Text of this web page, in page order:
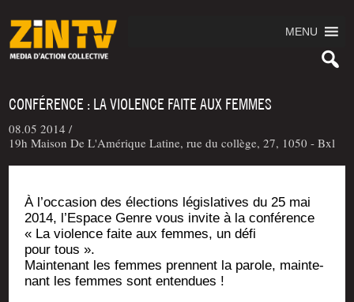
MENU
CONFÉRENCE : LA VIOLENCE FAITE AUX FEMMES
08.05 2014 /
19h Maison De L'Amérique Latine, rue du collège, 27, 1050 - Bxl
À l’oc­ca­sion des élec­tions légis­la­tives du 25 mai
2014, l’Es­pace Genre vous invite à la confé­rence
« La vio­lence faite aux femmes, un défi
pour tous ».
Main­te­nant les femmes prennent la parole, main­te­
nant les femmes sont entendues !